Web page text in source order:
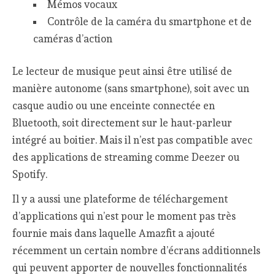
Mémos vocaux
Contrôle de la caméra du smartphone et de
caméras d’action
Le lecteur de musique peut ainsi être utilisé de
manière autonome (sans smartphone), soit avec un
casque audio ou une enceinte connectée en
Bluetooth, soit directement sur le haut-parleur
intégré au boitier. Mais il n’est pas compatible avec
des applications de streaming comme Deezer ou
Spotify.
Il y a aussi une plateforme de téléchargement
d’applications qui n’est pour le moment pas très
fournie mais dans laquelle Amazfit a ajouté
récemment un certain nombre d’écrans additionnels
qui peuvent apporter de nouvelles fonctionnalités